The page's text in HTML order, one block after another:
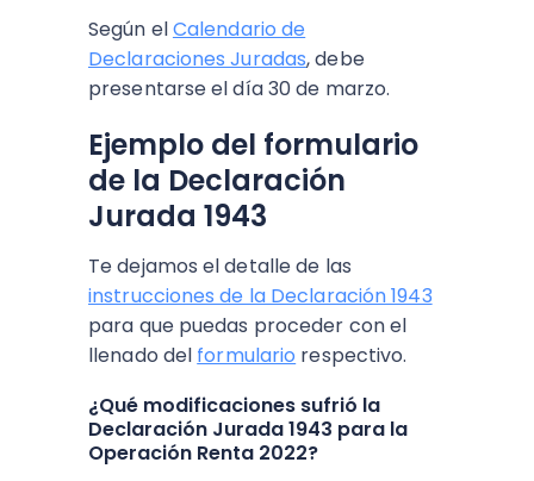
Según elCalendario de
Declaraciones Juradas, debe
presentarse el día 30 de marzo.
Ejemplo del formulario
de la Declaración
Jurada 1943
Te dejamos el detalle de las
instrucciones de la Declaración 1943
para que puedas proceder con el
llenado del formulario respectivo.
¿Qué modificaciones sufrió la
Declaración Jurada 1943 para la
Operación Renta 2022?